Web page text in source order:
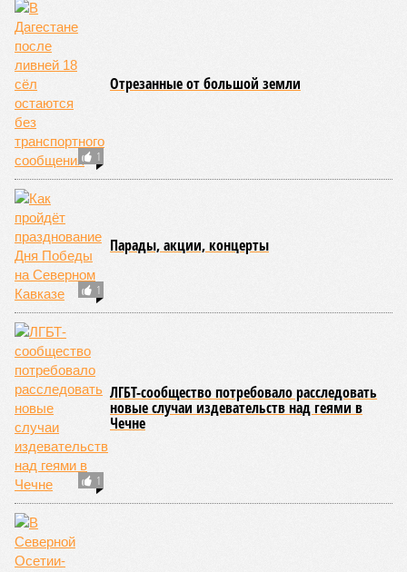
1
Отрезанные от большой земли
1
Парады, акции, концерты
1
ЛГБТ-сообщество потребовало расследовать
новые случаи издевательств над геями в
Чечне